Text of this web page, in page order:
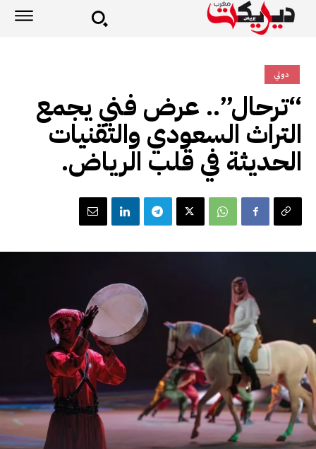
دولي
“ترحال”.. عرض فني يجمع
التراث السعودي والتقنيات
الحديثة في قلب الرياض.